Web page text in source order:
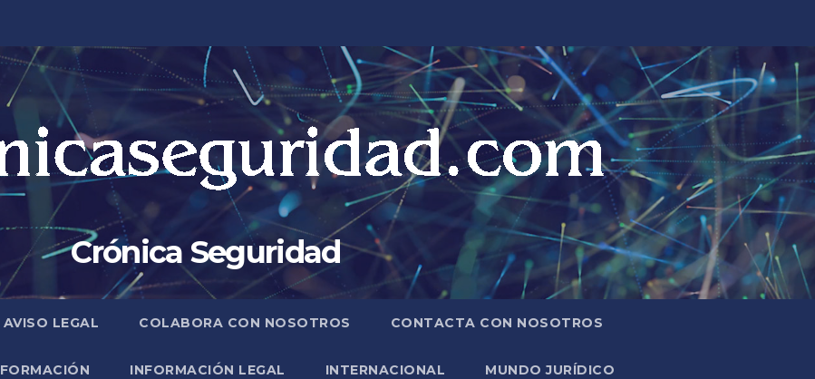
Crónica Seguridad
AVISO LEGAL COLABORA CON NOSOTROS CONTACTA CON NOSOTROS
FORMACIÓN INFORMACIÓN LEGAL INTERNACIONAL MUNDO JURÍDICO